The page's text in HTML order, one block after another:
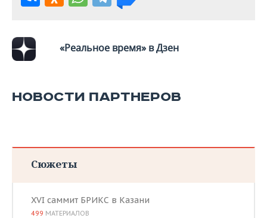
ФИГУРНОЕ КАТАНИЕ
ВОДНЫЕ ВИДЫ СПОРТА
ХОККЕЙ С МЯЧОМ
МЕДИЦИНА
ОБРАЗОВАНИЕ
ПРОИСШЕСТВИЯ
«Реальное время» в Дзен
НОВОСТИ ПАРТНЕРОВ
Сюжеты
XVI саммит БРИКС в Казани
499 МАТЕРИАЛОВ